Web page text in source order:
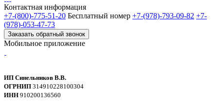
Контактная информация
+7-(800)-775-51-20 Бесплатный номер +7-(978)-793-09-82 +7-
(978)-053-47-73
Заказать обратный звонок
Мобильное приложение
ИП Синельников В.В.
ОГРНИП 314910228100304
ИНН 910200136560